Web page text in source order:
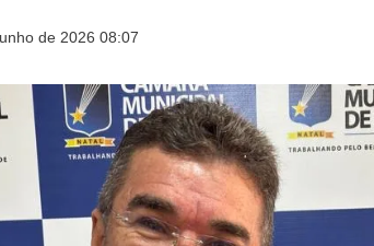
de 2026 08:07